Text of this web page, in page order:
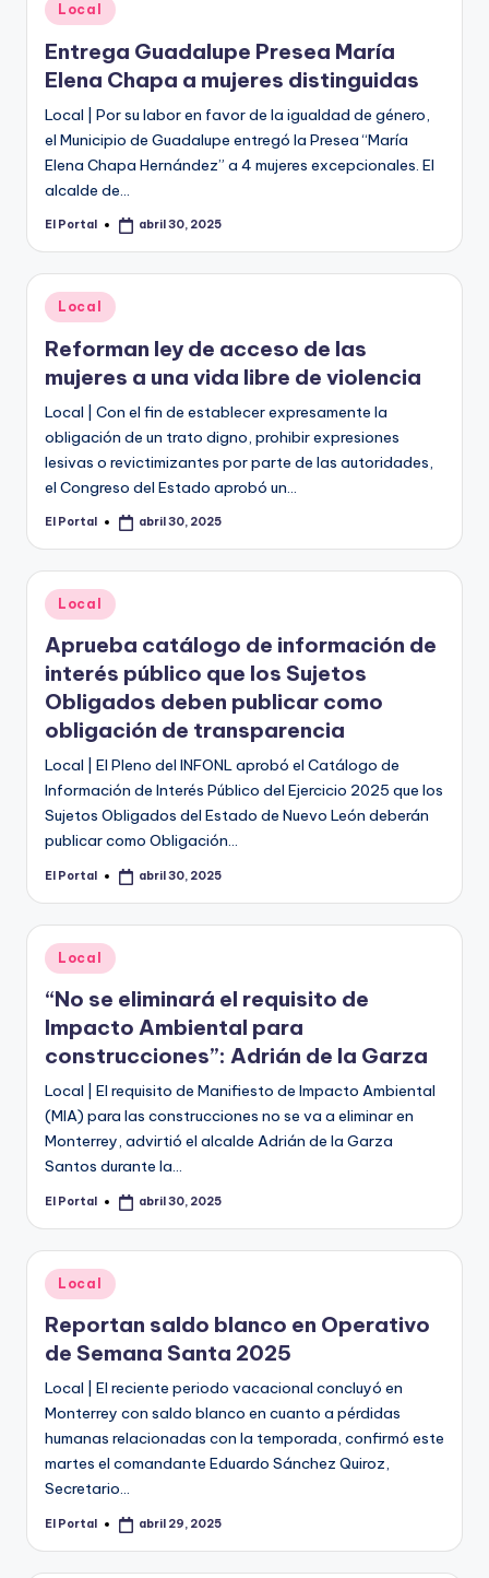
n
t
e
rr
e
y
Publicado
en
Local
Entrega Guadalupe Presea María
Elena Chapa a mujeres distinguidas
Local | Por su labor en favor de la igualdad de género,
el Municipio de Guadalupe entregó la Presea “María
Elena Chapa Hernández” a 4 mujeres excepcionales. El
alcalde de…
Publicado
El Portal abril 30, 2025
Publicado
en
Local
Reforman ley de acceso de las
mujeres a una vida libre de violencia
Local | Con el fin de establecer expresamente la
obligación de un trato digno, prohibir expresiones
lesivas o revictimizantes por parte de las autoridades,
el Congreso del Estado aprobó un…
Publicado
El Portal abril 30, 2025
Publicado
en
Local
Aprueba catálogo de información de
interés público que los Sujetos
Obligados deben publicar como
obligación de transparencia
Local | El Pleno del INFONL aprobó el Catálogo de
Información de Interés Público del Ejercicio 2025 que los
Sujetos Obligados del Estado de Nuevo León deberán
publicar como Obligación…
Publicado
El Portal abril 30, 2025
Publicado
en
Local
“No se eliminará el requisito de
Impacto Ambiental para
construcciones”: Adrián de la Garza
Local | El requisito de Manifiesto de Impacto Ambiental
(MIA) para las construcciones no se va a eliminar en
Monterrey, advirtió el alcalde Adrián de la Garza
Santos durante la…
Publicado
El Portal abril 30, 2025
Publicado
en
Local
Reportan saldo blanco en Operativo
de Semana Santa 2025
Local | El reciente periodo vacacional concluyó en
Monterrey con saldo blanco en cuanto a pérdidas
humanas relacionadas con la temporada, confirmó este
martes el comandante Eduardo Sánchez Quiroz,
Secretario…
Publicado
El Portal abril 29, 2025